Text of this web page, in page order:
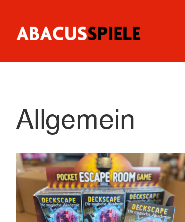
Allgemein